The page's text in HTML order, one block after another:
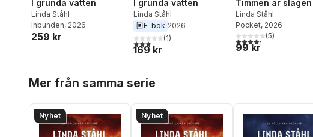
I grunda vatten
Linda Ståhl
Inbunden, 2026
259 kr
I grunda vatten
Linda Ståhl
E-bok 2026
3,0utav 5 stjärnor. Totalt antal röster:
(1)
169 kr
Timmen är slagen
Linda Ståhl
Pocket, 2026
4,2utav 5 stjärnor.
(5)
99 kr
Mer från samma serie
Nyhet Nyhet